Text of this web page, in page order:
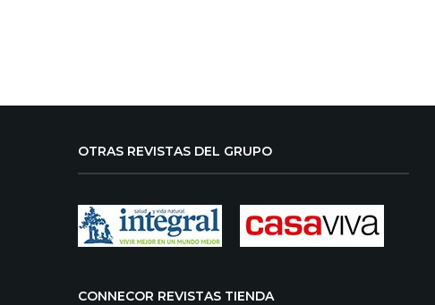
OTRAS REVISTAS DEL GRUPO
CONNECOR REVISTAS TIENDA